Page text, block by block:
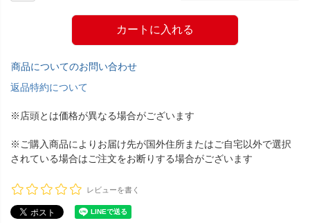
カートに入れる
商品についてのお問い合わせ
返品特約について
※店頭とは価格が異なる場合がございます
※ご購入商品によりお届け先が国外住所またはご自宅以外で選択
されている場合はご注文をお断りする場合がございます
レビューを書く